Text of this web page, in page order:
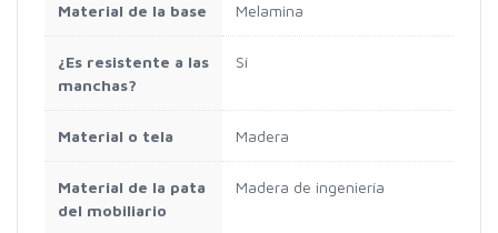
Material de la base Melamina
¿Es resistente a las
manchas?
Sí
Material o tela Madera
Material de la pata
del mobiliario
Madera de ingeniería